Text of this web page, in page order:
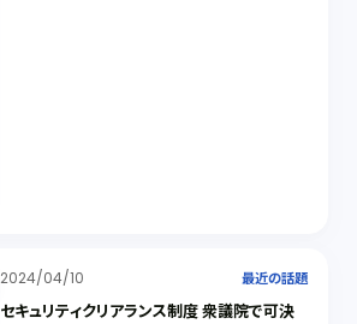
2024/04/10 最近の話題
セキュリティクリアランス制度 衆議院で可決